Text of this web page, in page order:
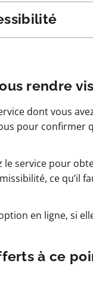
rendre
dont vous
pour confirmer
le service pour
ce qu’il
en ligne, si
à ce